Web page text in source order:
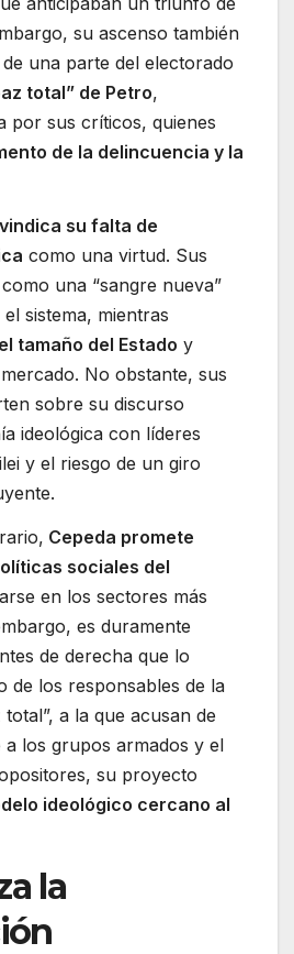
su ascenso también
una parte del electorado
total” de Petro,
por sus críticos, quienes
de la delincuencia y la
su falta de
como una virtud. Sus
una “sangre nueva”
sistema, mientras
tamaño del Estado y
No obstante, sus
sobre su discurso
ideológica con líderes
y el riesgo de un giro
Cepeda promete
sociales del
en los sectores más
es duramente
de derecha que lo
de los responsables de la
a la que acusan de
los grupos armados y el
su proyecto
ideológico cercano al
la